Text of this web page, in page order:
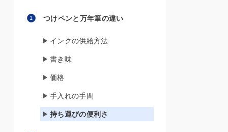
つけペンと万年筆の違い
インクの供給方法
書き味
価格
手入れの手間
持ち運びの便利さ